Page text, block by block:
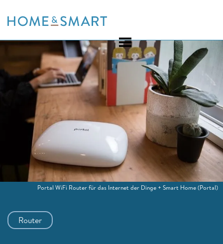
to
Router
Portal WiFi Router für das Internet der Dinge + Smart Home(Portal)